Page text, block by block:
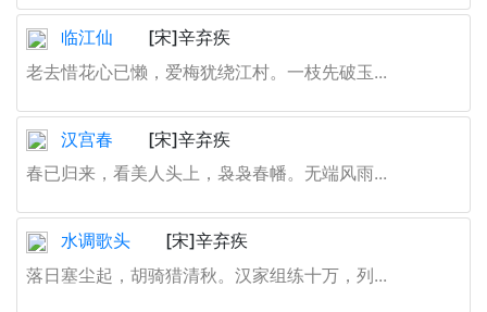
临江仙
[宋]辛弃疾
老去惜花心已懒，爱梅犹绕江村。一枝先破玉...
汉宫春
[宋]辛弃疾
春已归来，看美人头上，袅袅春幡。无端风雨...
水调歌头
[宋]辛弃疾
落日塞尘起，胡骑猎清秋。汉家组练十万，列...